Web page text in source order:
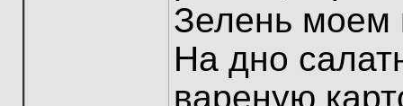
Зелень моем
На дно
вареную